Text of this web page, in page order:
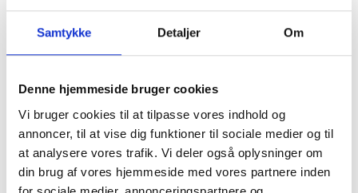
Samtykke Detaljer Om
Denne hjemmeside bruger cookies
Vi bruger cookies til at tilpasse vores indhold og
annoncer, til at vise dig funktioner til sociale medier og til
at analysere vores trafik. Vi deler også oplysninger om
din brug af vores hjemmeside med vores partnere inden
Handyman
Flytterengøring
Erhvervsflytning
Lagerflytning
Kontorflytning
International
International flytning
Flytning til/fra Danmark